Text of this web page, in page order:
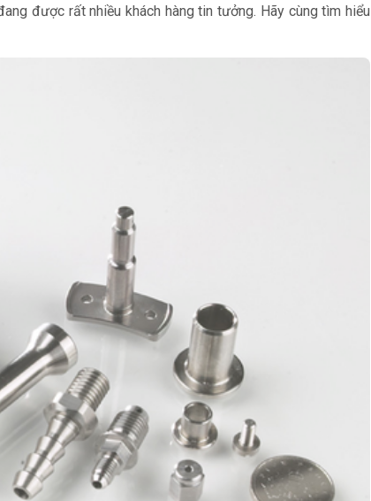
được rất nhiều khách hàng tin tưởng. Hãy cùng tìm hiểu